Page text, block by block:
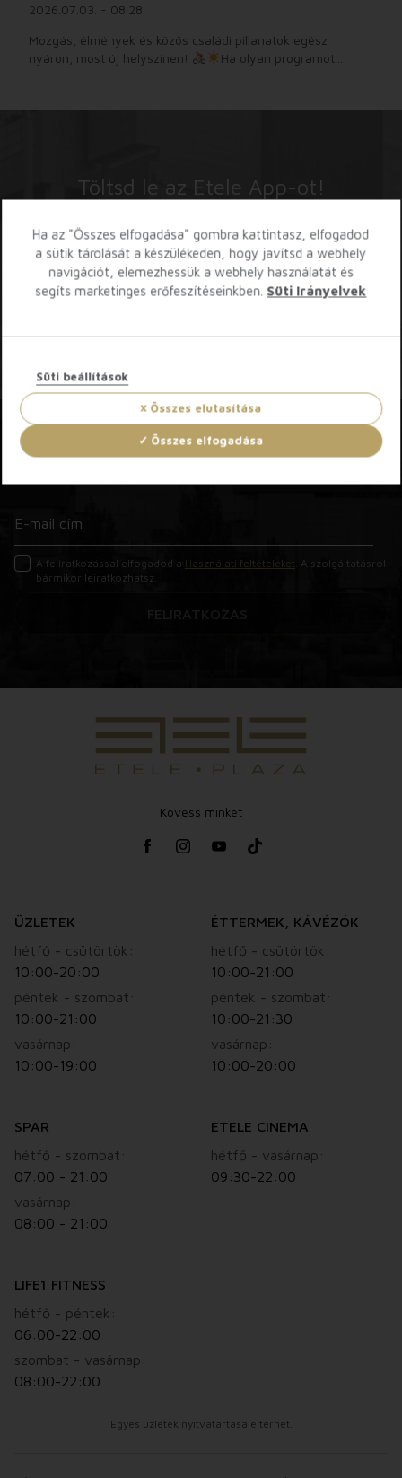
2026.07.03. - 08.28.
Mozgás, élmények és közös családi pillanatok egész
nyáron, most új helyszínen!
Ha olyan programot...
Töltsd le az Etele App-ot!
A feliratkozással elfogadod a Használati feltételeket . A szolgáltatásról
bármikor leiratkozhatsz.
Kövess minket
ÜZLETEK
hétfő - csütörtök:
10:00-20:00
péntek - szombat:
10:00-21:00
vasárnap:
10:00-19:00
ÉTTERMEK, KÁVÉZÓK
hétfő - csütörtök:
10:00-21:00
péntek - szombat:
10:00-21:30
vasárnap:
10:00-20:00
SPAR
hétfő - szombat:
07:00 - 21:00
vasárnap:
08:00 - 21:00
ETELE CINEMA
hétfő - vasárnap:
09:30-22:00
LIFE1 FITNESS
hétfő - péntek:
06:00-22:00
szombat - vasárnap:
08:00-22:00
Egyes üzletek nyitvatartása eltérhet.
Ha az "Összes elfogadása" gombra kattintasz, elfogadod
a sütik tárolását a készülékeden, hogy javítsd a webhely
navigációt, elemezhessük a webhely használatát és
segíts marketinges erőfeszítéseinkben. Süti Irányelvek
Összes elutasítása
Összes elfogadása
Süti beállítások